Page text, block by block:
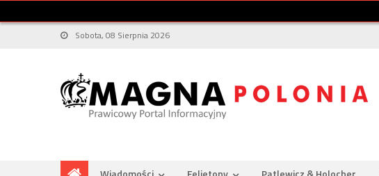
Sobota, 08 Sierpnia 2026